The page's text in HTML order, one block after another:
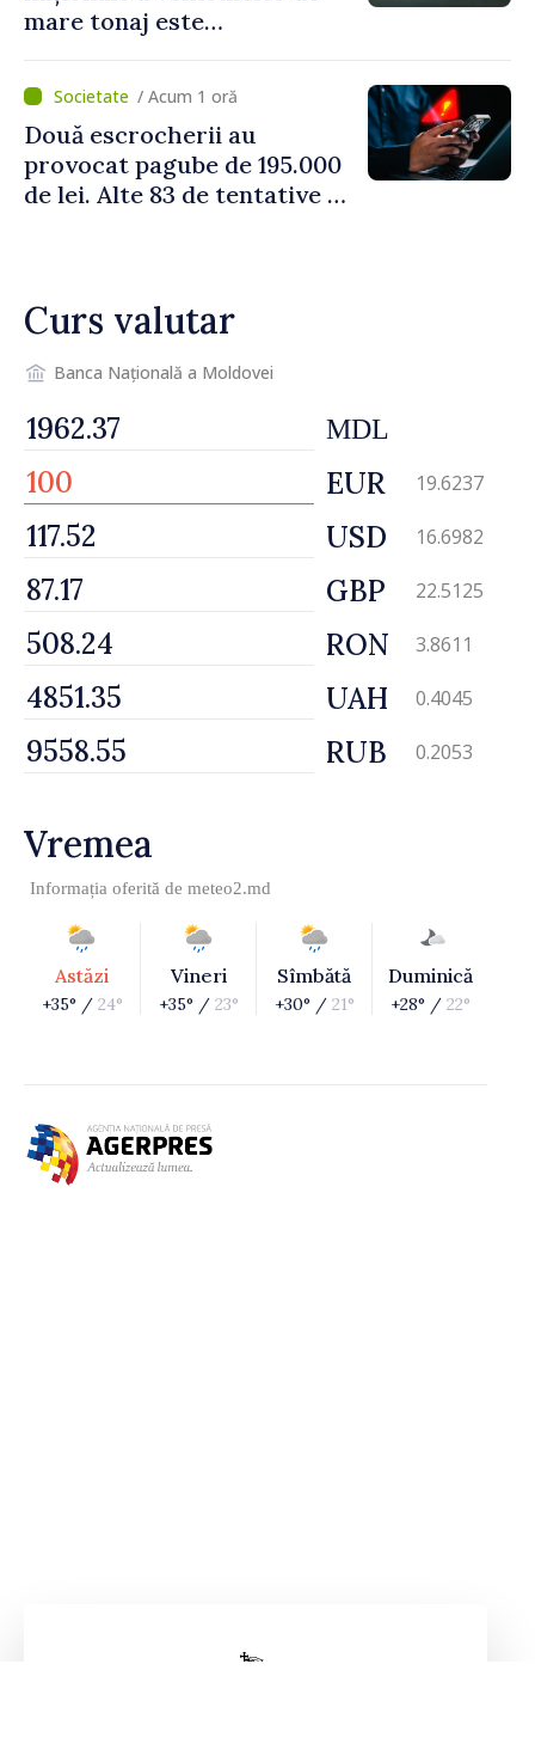
mare tonaj este
caniculă
/ Acum 1 oră
Două escrocherii au
provocat pagube de 195.000
de lei. Alte 83 de tentative au
Curs valutar
Banca Națională a Moldovei
MDL
EUR 19.6237
USD 16.6982
GBP 22.5125
RON 3.8611
UAH 0.4045
RUB 0.2053
Vremea
Informația oferită de meteo2.md
Astăzi
+35° / 24°
Vineri
+35° / 23°
Sîmbătă
+30° / 21°
Duminică
+28° / 22°